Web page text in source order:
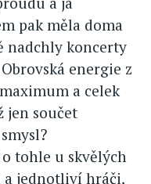
pak měla doma
nadchly koncerty
energie z
a celek
jen součet
tohle u skvělých
a jednotliví hráči,